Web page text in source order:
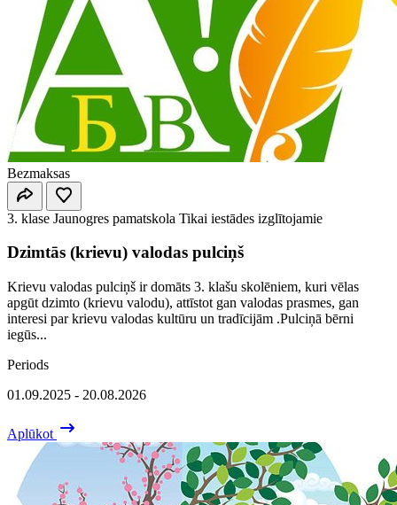
Bezmaksas
3. klase Jaunogres pamatskola Tikai iestādes izglītojamie
Dzimtās (krievu) valodas pulciņš
Krievu valodas pulciņš ir domāts 3. klašu skolēniem, kuri vēlas
apgūt dzimto (krievu valodu), attīstot gan valodas prasmes, gan
interesi par krievu valodas kultūru un tradīcijām .Pulciņā bērni
iegūs...
Periods
01.09.2025 - 20.08.2026
Aplūkot